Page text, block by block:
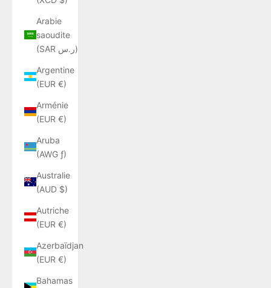
Arabie
saoudite
(SAR ر.س)
Argentine
(EUR €)
Arménie
(EUR €)
Aruba
(AWG ƒ)
Australie
(AUD $)
Autriche
(EUR €)
Azerbaïdjan
(EUR €)
Bahamas